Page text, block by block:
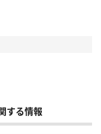
する情報